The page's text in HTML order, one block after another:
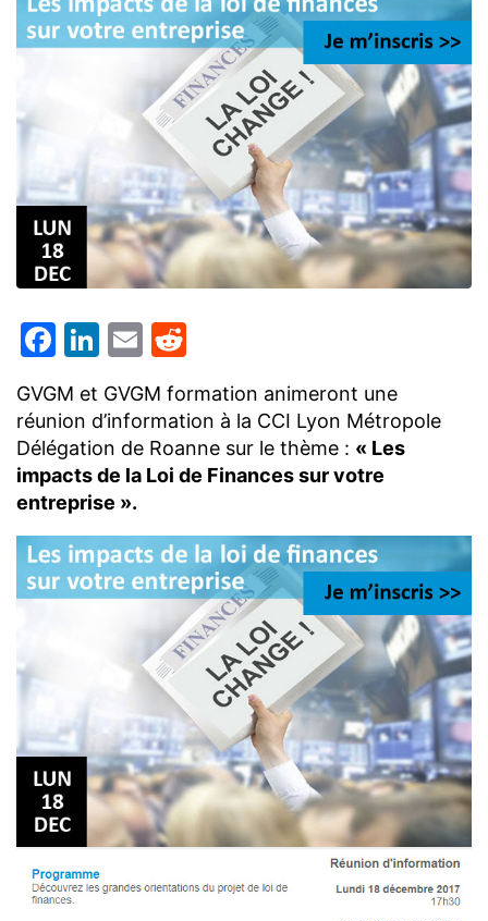
Facebook
LinkedIn
Email
GVGM et GVGM formation animeront une
réunion d’information à la CCI Lyon Métropole
Délégation de Roanne sur le thème : « Les
impacts de la Loi de Finances sur votre
entreprise ».